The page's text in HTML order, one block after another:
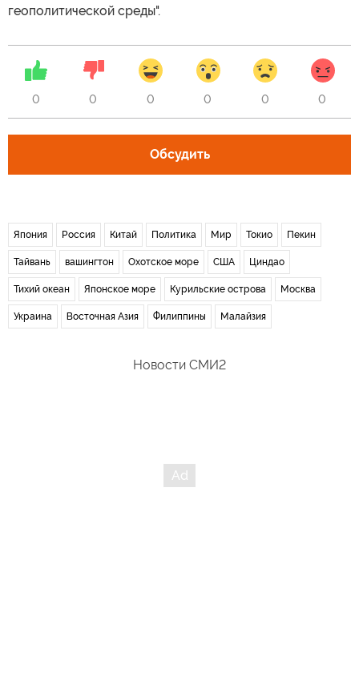
геополитической среды".
0 0 0 0 0 0
Обсудить
Япония Россия Китай Политика Мир Токио Пекин
Тайвань вашингтон Охотское море США Циндао
Тихий океан Японское море Курильские острова Москва
Украина Восточная Азия Филиппины Малайзия
Новости СМИ2